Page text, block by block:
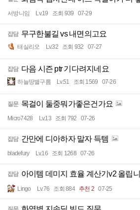
서방니임 Lv.19 조회 939 07-29
잡담 무구한불길 vs 내면의고요
태실리오 Lv.32 조회 932 07-27
잡담 다음 시즌 ptr 기다려지네요
하늘땅별구름 Lv.51 조회 1569 07-26
질문 목걸이 둘중뭐가좋은건가요
Micro7428 Lv.13 조회 792 07-26
잡담 간만에 디아하자 말자 득템
bladefury Lv.16 조회 1268 07-26
잡담 아이템 데미지 효율 계산기v2 올립
Lingo Lv.76 조회 884 추천 2 07-25